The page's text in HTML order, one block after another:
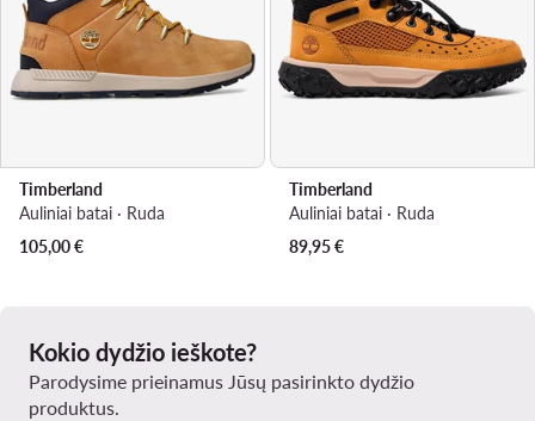
Timberland
Auliniai batai · Ruda
105,00€
Timberland
Auliniai batai · Ruda
89,95€
Kokio dydžio ieškote?
Parodysime prieinamus Jūsų pasirinkto dydžio
produktus.